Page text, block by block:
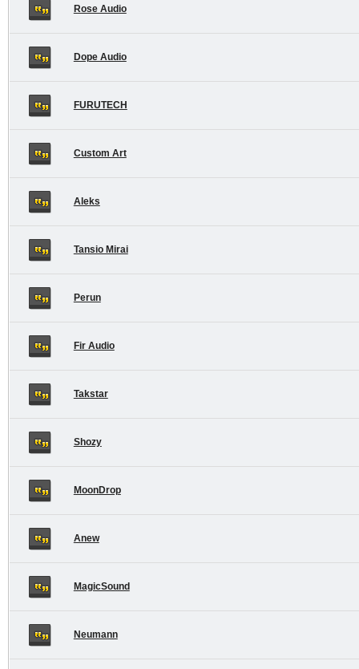
Rose Audio
Dope Audio
FURUTECH
Custom Art
Aleks
Tansio Mirai
Perun
Fir Audio
Takstar
Shozy
MoonDrop
Anew
MagicSound
Neumann